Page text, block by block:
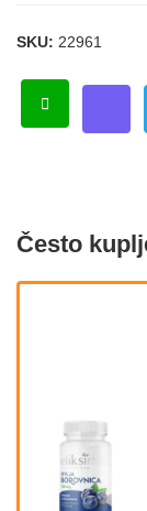
SKU: 22961
Često